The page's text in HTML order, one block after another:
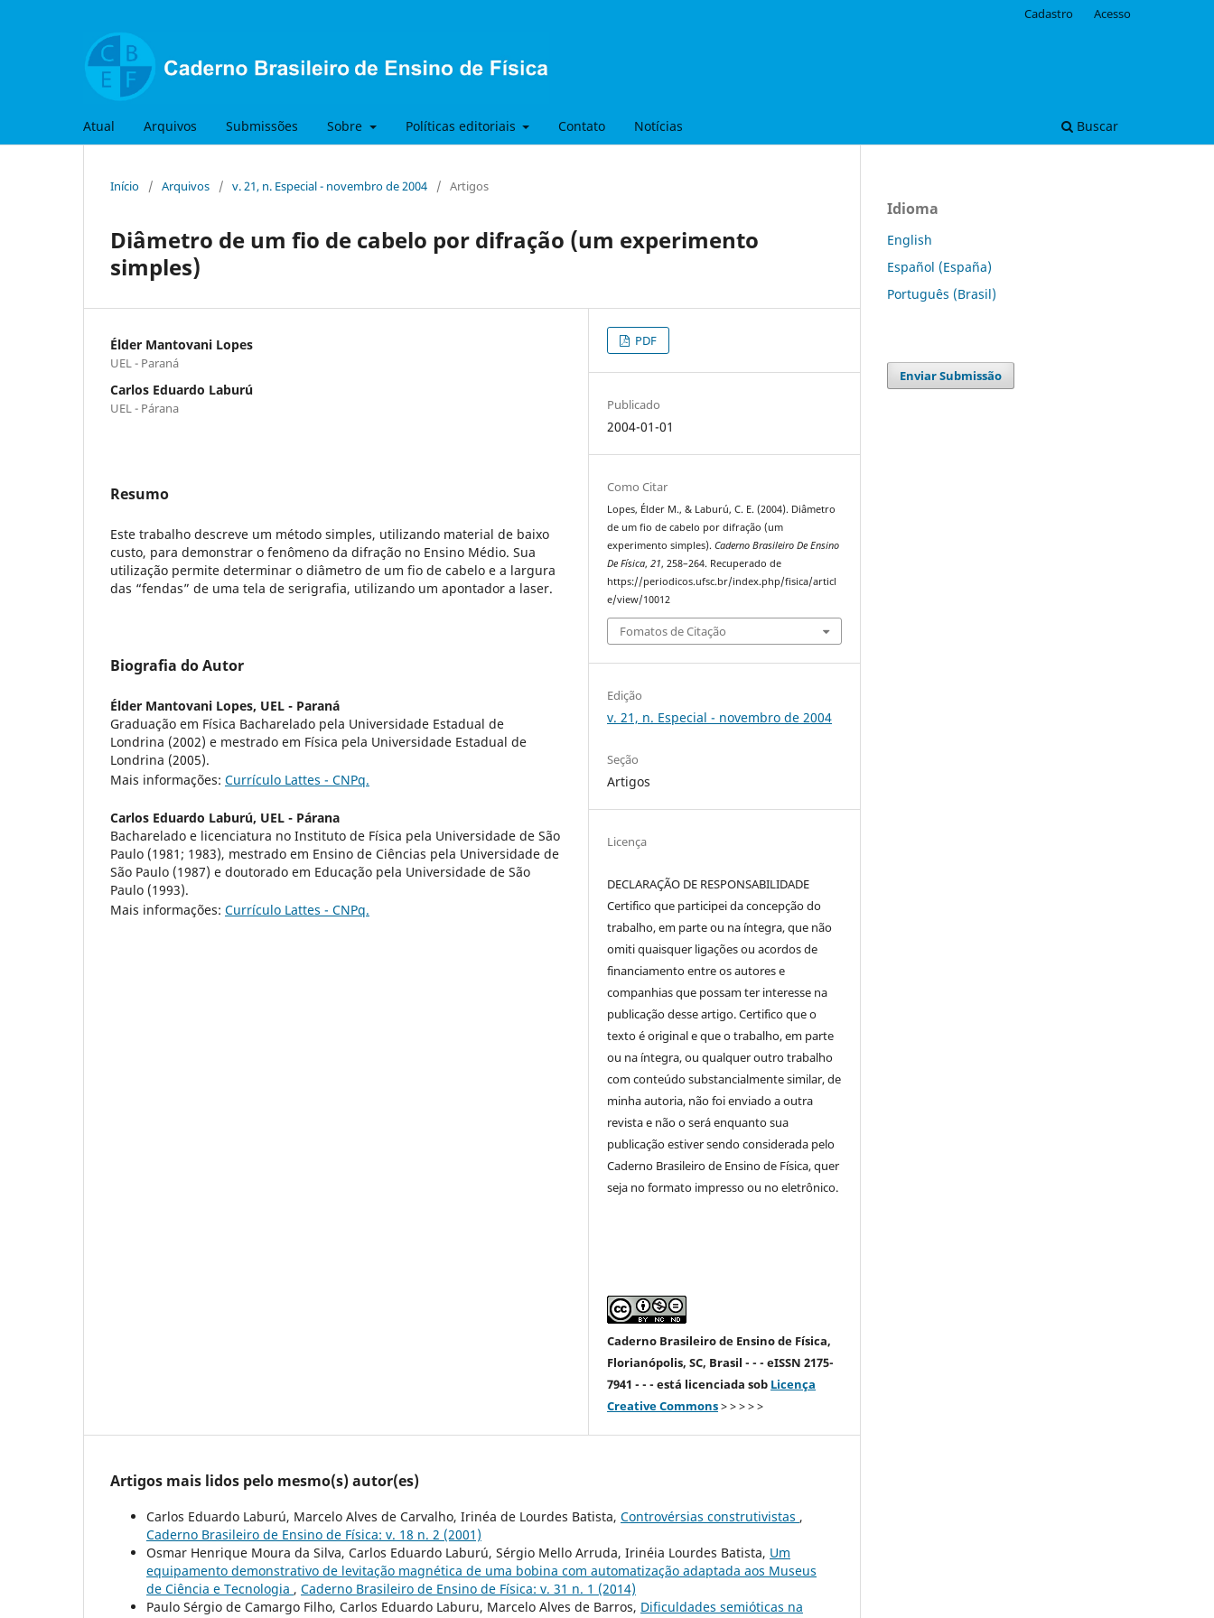
Atual Arquivos Submissões Sobre Políticas editoriais Contato Notícias Buscar
Cadastro Acesso
Início / Arquivos / v. 21, n. Especial - novembro de 2004 / Artigos
Diâmetro de um fio de cabelo por difração (um experimento
simples)
Élder Mantovani Lopes
UEL - Paraná
Carlos Eduardo Laburú
UEL - Párana
Resumo
Este trabalho descreve um método simples, utilizando material de baixo
custo, para demonstrar o fenômeno da difração no Ensino Médio. Sua
utilização permite determinar o diâmetro de um fio de cabelo e a largura
das “fendas” de uma tela de serigrafia, utilizando um apontador a laser.
Biografia do Autor
Élder Mantovani Lopes, UEL - Paraná
Graduação em Física Bacharelado pela Universidade Estadual de
Londrina (2002) e mestrado em Física pela Universidade Estadual de
Londrina (2005).
Mais informações: Currículo Lattes - CNPq.
Carlos Eduardo Laburú, UEL - Párana
Bacharelado e licenciatura no Instituto de Física pela Universidade de São
Paulo (1981; 1983), mestrado em Ensino de Ciências pela Universidade de
São Paulo (1987) e doutorado em Educação pela Universidade de São
Paulo (1993).
Mais informações: Currículo Lattes - CNPq.
PDF
Publicado
2004-01-01
Como Citar
Lopes, Élder M., & Laburú, C. E. (2004). Diâmetro
de um fio de cabelo por difração (um
experimento simples).Caderno Brasileiro De Ensino
De Física,21, 258–264. Recuperado de
https://periodicos.ufsc.br/index.php/fisica/articl
e/view/10012
Fomatos de Citação
Edição
v. 21, n. Especial - novembro de 2004
Seção
Artigos
Licença
DECLARAÇÃO DE RESPONSABILIDADE
Certifico que participei da concepção do
trabalho, em parte ou na íntegra, que não
omiti quaisquer ligações ou acordos de
financiamento entre os autores e
companhias que possam ter interesse na
publicação desse artigo. Certifico que o
texto é original e que o trabalho, em parte
ou na íntegra, ou qualquer outro trabalho
com conteúdo substancialmente similar, de
minha autoria, não foi enviado a outra
revista e não o será enquanto sua
publicação estiver sendo considerada pelo
Caderno Brasileiro de Ensino de Física, quer
seja no formato impresso ou no eletrônico.
Caderno Brasileiro de Ensino de Física,
Florianópolis, SC, Brasil - - - eISSN 2175-
7941 - - - está licenciada sob Licença
Creative Commons> > > > >
Artigos mais lidos pelo mesmo(s) autor(es)
Carlos Eduardo Laburú, Marcelo Alves de Carvalho, Irinéa de Lourdes Batista, Controvérsias construtivistas ,
Caderno Brasileiro de Ensino de Física: v. 18 n. 2 (2001)
Osmar Henrique Moura da Silva, Carlos Eduardo Laburú, Sérgio Mello Arruda, Irinéia Lourdes Batista, Um
equipamento demonstrativo de levitação magnética de uma bobina com automatização adaptada aos Museus
de Ciência e Tecnologia , Caderno Brasileiro de Ensino de Física: v. 31 n. 1 (2014)
Paulo Sérgio de Camargo Filho, Carlos Eduardo Laburu, Marcelo Alves de Barros, Dificuldades semióticas na
Idioma
English
Español (España)
Português (Brasil)
Enviar Submissão